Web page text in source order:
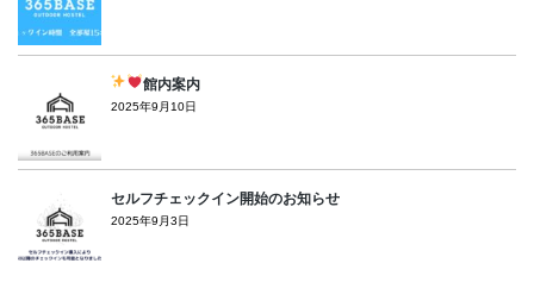
館内案内
2025年9月10日
セルフチェックイン開始のお知らせ
2025年9月3日